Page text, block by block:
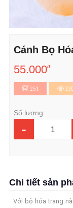
Cánh Bọ
55.000đ
251
Số lượng:
-
Chi tiết sản
Với bộ hóa trang